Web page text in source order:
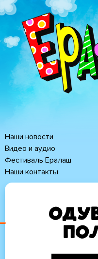
Перейти
основному
содержанию
Основная
навигация
Наши новости
Видео и аудио
Фестиваль Ералаш
Наши контакты